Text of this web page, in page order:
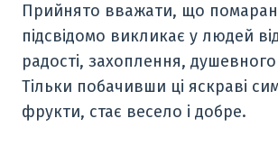
Прийнято вважати, що
підсвідомо викликає у людей
радості, захоплення,
Тільки побачивши ці яскраві
фрукти, стає весело і добре.